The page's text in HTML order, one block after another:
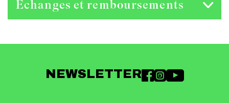
Échanges et remboursements
NEWSLETTER